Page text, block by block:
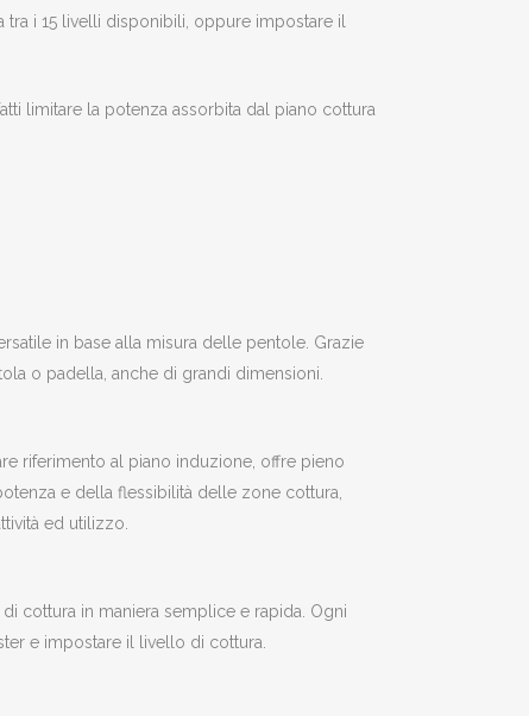
i 15 livelli disponibili, oppure impostare il
limitare la potenza assorbita dal piano cottura
in base alla misura delle pentole. Grazie
o padella, anche di grandi dimensioni.
riferimento al piano induzione, offre pieno
e della flessibilità delle zone cottura,
ed utilizzo.
cottura in maniera semplice e rapida. Ogni
e impostare il livello di cottura.